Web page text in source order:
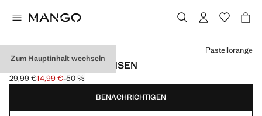
Zum Hauptinhalt wechseln
HÄKELKLEID MIT FRANSEN
Ausgangspreis durchgestrichen [29,99 € ]
29,99 €
Aktueller Preis [14,99 € ]
14,99 €-50 %
Wählen Sie eine Farbe
Pastellorange
BENACHRICHTIGEN